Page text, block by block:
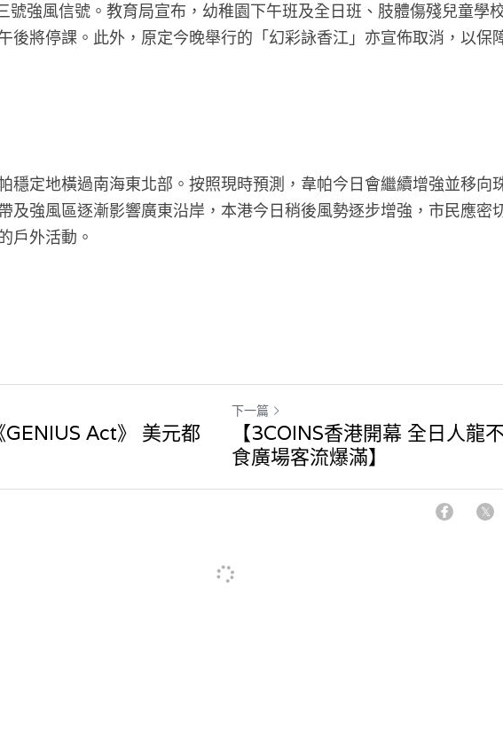
號強風信號。教育局宣布，幼稚園下午班及全日班、肢體傷殘兒童學
後將停課。此外，原定今晚舉行的「幻彩詠香江」亦宣佈取消，以保
穩定地橫過南海東北部。按照現時預測，韋帕今日會繼續增強並移向
及強風區逐漸影響廣東沿岸，本港今日稍後風勢逐步增強，市民應密
戶外活動。
GENIUS Act》 美元都
下一篇
【3COINS香港開幕 全日人
食廣場客流爆滿】